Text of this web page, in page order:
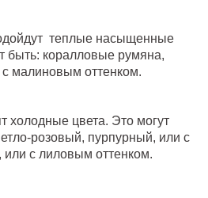
теплые насыщенные
быть: коралловые румяна,
малиновым оттенком.
холодные цвета. Это могут
розовый, пурпурный, или с
с лиловым оттенком.